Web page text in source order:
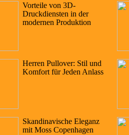
Vorteile von 3D-
Druckdiensten in der
modernen Produktion
Herren Pullover: Stil und
Komfort für Jeden Anlass
Skandinavische Eleganz
mit Moss Copenhagen